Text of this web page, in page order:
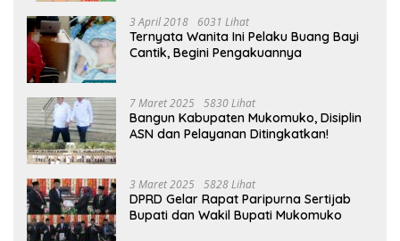
3 April 2018 6031 Lihat
Ternyata Wanita Ini Pelaku Buang Bayi
Cantik, Begini Pengakuannya
7 Maret 2025 5830 Lihat
Bangun Kabupaten Mukomuko, Disiplin
ASN dan Pelayanan Ditingkatkan!
3 Maret 2025 5828 Lihat
DPRD Gelar Rapat Paripurna Sertijab
Bupati dan Wakil Bupati Mukomuko